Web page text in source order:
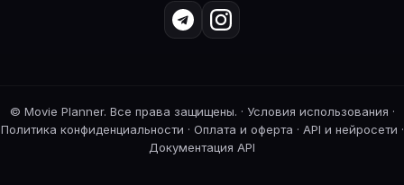
© Movie Planner. Все права защищены. · Условия использования ·
Политика конфиденциальности · Оплата и оферта · API и нейросети ·
Документация API